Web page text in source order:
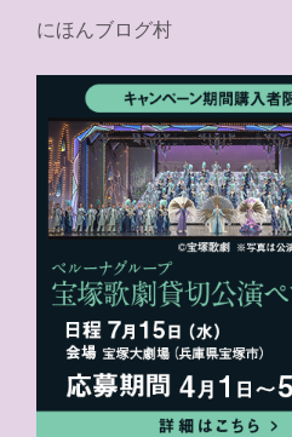
にほんブログ村